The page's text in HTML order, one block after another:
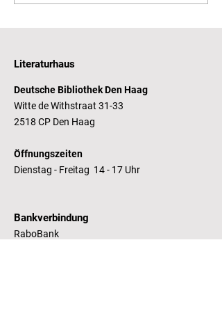
Literaturhaus
Deutsche Bibliothek Den Haag
Witte de Withstraat 31-33
2518 CP Den Haag
Öffnungszeiten
Dienstag - Freitag 14 - 17 Uhr
Bankverbindung
RaboBank